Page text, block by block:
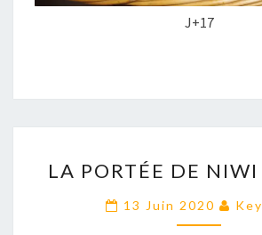
J+17
PORTÉE
DE
NIWI
LA PORTÉE DE
13 Juin 2020